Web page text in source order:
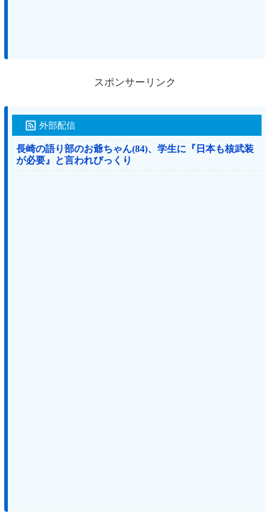
スポンサーリンク
外部配信
長崎の語り部のお爺ちゃん(84)、学生に『日本も核武装
が必要』と言われびっくり